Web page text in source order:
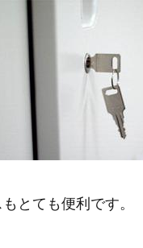
とても便利です。